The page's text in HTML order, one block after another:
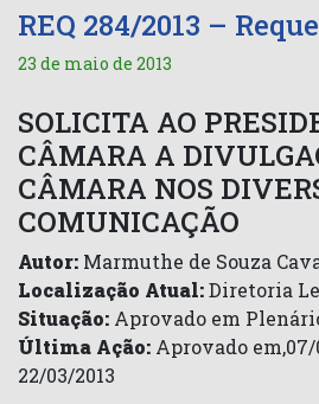
REQ 284/2013 –
23 de maio de 2013
SOLICITA AO
CÂMARA A
CÂMARA NOS
COMUNICAÇÃO
Autor: Marmuthe de Souza
Localização Atual:Diretoria
Situação: Aprovado em
Última Ação: Aprovado em,07/
22/03/2013